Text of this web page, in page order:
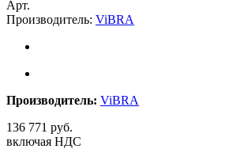
Арт.
Производитель: ViBRA
Производитель: ViBRA
136 771 руб.
включая НДС